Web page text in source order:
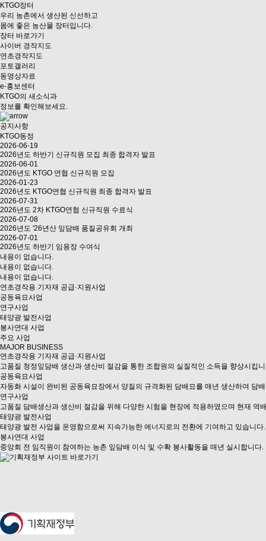
KTGO장터
우리 농촌에서 생산된 신선하고
몸에 좋은 농산물 장터입니다.
장터 바로가기
사이버 경작지도
연초경작지도
포토갤러리
동영상자료
e-홍보센터
KTGO의 새소식과
정보를 확인해보세요.
공지사항
KTGO동정
2026-06-19
2026년도 하반기 신규직원 모집 최종 합격자 발표
2026-06-01
2026년도 KTGO 연협 신규직원 모집
2026-01-23
2026년도 KTGO연협 신규직원 최종 합격자 발표
2026-07-31
2026년도 2차 KTGO연협 신규직원 수료식
2026-07-08
2026년도 '26년산 잎담배 품질공유회 개최
2026-07-01
2026년도 하반기 임용장 수여식
내용이 없습니다.
내용이 없습니다.
내용이 없습니다.
연초경작용 기자재 공급·지원사업
공동육묘사업
연구사업
태양광 발전사업
봉사연대 사업
주요 사업
MAJOR BUSINESS
연초경작용 기자재 공급·지원사업
고품질 청정잎담배 생산과 생산비 절감을 통한 조합원의 실질적인 소득을 향상시킵
공동육묘사업
자동화 시설이 완비된 공동육묘장에서 양질의 규격화된 담배묘를 매년 생산하여 담
연구사업
고품질 담배생산과 생산비 절감을 위해 다양한 시험을 현장에 적용하였으며 현재 역
태양광 발전사업
태양광 발전 사업을 운영함으로써 지속가능한 에너지로의 전환에 기여하고 있습니다.
봉사연대 사업
중앙회 전 임직원이 참여하는 농촌 잎담배 이식 및 수확 봉사활동을 매년 실시합니다.